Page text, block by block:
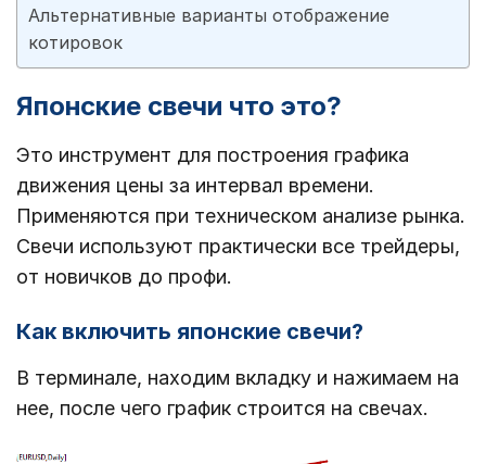
Альтернативные варианты отображение
котировок
Японские свечи что это?
Это инструмент для построения графика
движения цены за интервал времени.
Применяются при техническом анализе рынка.
Свечи используют практически все трейдеры,
от новичков до профи.
Как включить японские свечи?
В терминале, находим вкладку и нажимаем на
нее, после чего график строится на свечах.